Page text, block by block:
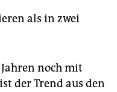
als in zwei
noch mit
der Trend aus den